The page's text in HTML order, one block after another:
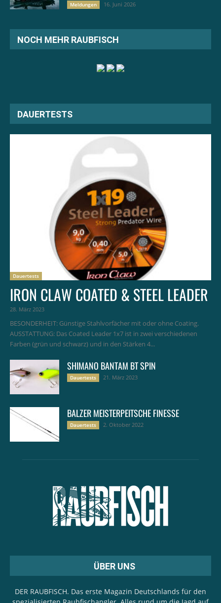
Meldungen 16. Juni 2026
NOCH MEHR RAUBFISCH
DAUERTESTS
Dauertests
IRON CLAW COATED & STEEL LEADER
28. März 2023
BESONDERHEIT: Günstige Stahlvorfächer mit oder ohne Coating.
AUSSTATTUNG: Das Coated Leader 1x7 ist in zwei verschiedenen
Farben (grün und schwarz) und in den Stärken 4...
SHIMANO BANTAM BT SPIN
Dauertests 21. März 2023
BALZER MEISTERPEITSCHE FINESSE
Dauertests 2. Oktober 2022
ÜBER UNS
DER RAUBFISCH. Das erste Magazin Deutschlands für den